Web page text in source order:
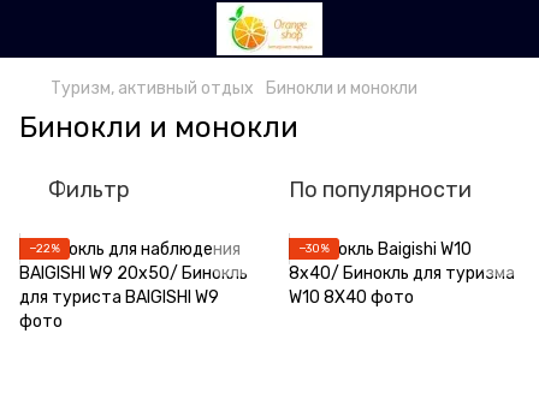
Туризм, активный отдых Бинокли и монокли
Бинокли и монокли
Фильтр По популярности
−22% −30%